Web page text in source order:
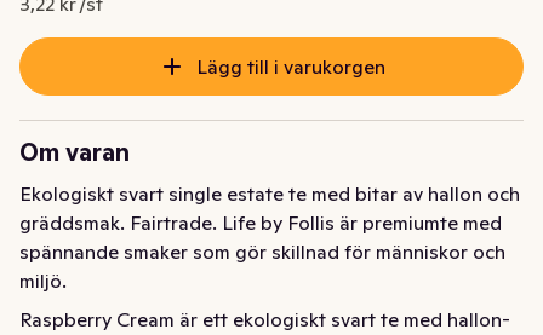
Lägg till i varukorgen
Om varan
Ekologiskt svart single estate te med bitar av hallon och
gräddsmak. Fairtrade. Life by Follis är premiumte med
spännande smaker som gör skillnad för människor och
miljö.
Raspberry Cream är ett ekologiskt svart te med hallon-